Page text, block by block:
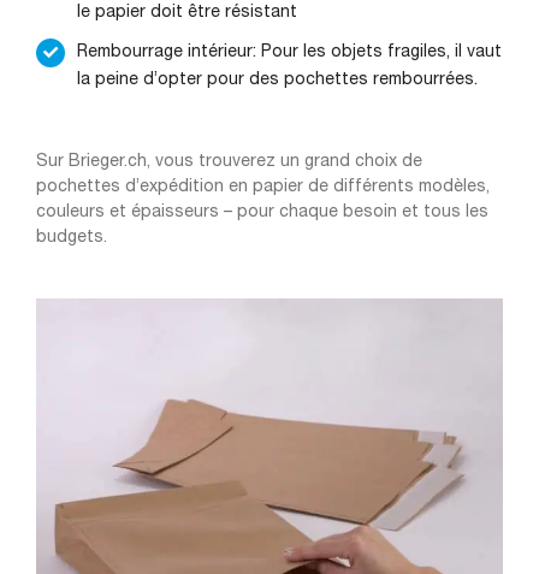
le papier doit être résistant
Rembourrage intérieur: Pour les objets fragiles, il vaut
la peine d’opter pour des pochettes rembourrées.
Sur Brieger.ch, vous trouverez un grand choix de
pochettes d’expédition en papier de différents modèles,
couleurs et épaisseurs – pour chaque besoin et tous les
budgets.